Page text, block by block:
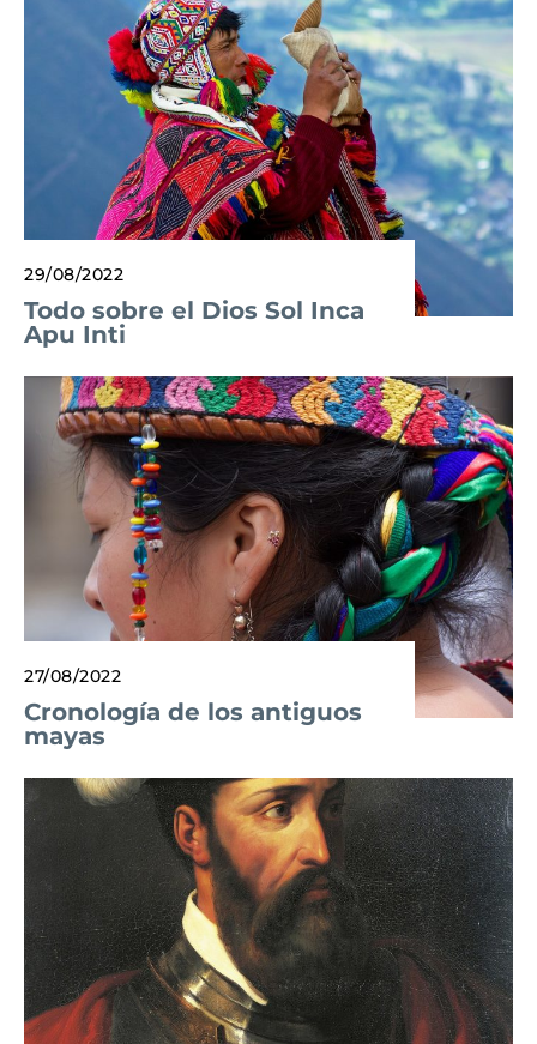
29/08/2022
Todo sobre el Dios Sol Inca
Apu Inti
27/08/2022
Cronología de los antiguos
mayas